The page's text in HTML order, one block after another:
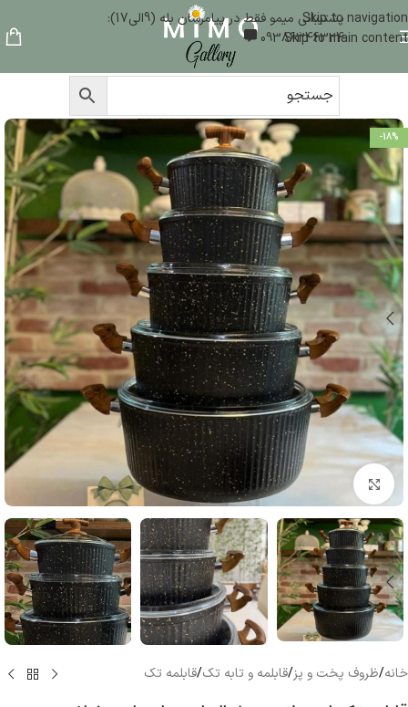
Skip to navigation
Skip to main content
پشتیبانی میمو فقط در پیامرسان بله (9الی17):
09386346324
-18%
بزرگنمایی تصویر
خانه/ظروف پخت و پز/قابلمه و تابه تک/قابلمه تک